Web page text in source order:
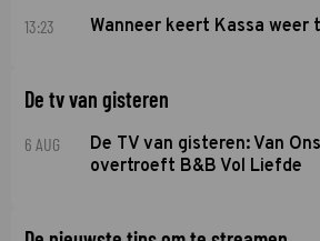
13:23 Wanneer keert Kassa weer
De tv van gisteren
6 AUG
De TV van gisteren: Van
overtroeft B&B Vol Liefde